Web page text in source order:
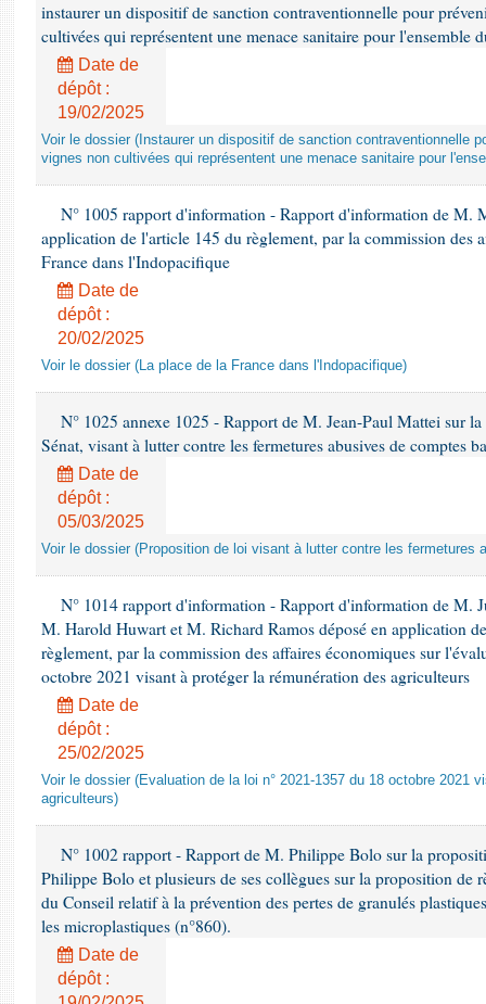
instaurer un dispositif de sanction contraventionnelle pour
cultivées qui représentent une menace sanitaire pour l'ensemble
Date de
dépôt :
19/02/2025
Voir le dossier (Instaurer un dispositif de sanction contraventionnelle
vignes non cultivées qui représentent une menace sanitaire pour
N° 1005 rapport d'information - Rapport d'information de M.
application de l'article 145 du règlement, par la commission des
France dans l'Indopacifique
Date de
dépôt :
20/02/2025
Voir le dossier (La place de la France dans l'Indopacifique)
N° 1025 annexe 1025 - Rapport de M. Jean-Paul Mattei sur
Sénat, visant à lutter contre les fermetures abusives de comptes
Date de
dépôt :
05/03/2025
Voir le dossier (Proposition de loi visant à lutter contre les fermetures
N° 1014 rapport d'information - Rapport d'information de M.
M. Harold Huwart et M. Richard Ramos déposé en application
règlement, par la commission des affaires économiques sur
octobre 2021 visant à protéger la rémunération des agriculteurs
Date de
dépôt :
25/02/2025
Voir le dossier (Evaluation de la loi n° 2021-1357 du 18 octobre 2021
agriculteurs)
N° 1002 rapport - Rapport de M. Philippe Bolo sur la
Philippe Bolo et plusieurs de ses collègues sur la proposition de
du Conseil relatif à la prévention des pertes de granulés
les microplastiques (n°860).
Date de
dépôt :